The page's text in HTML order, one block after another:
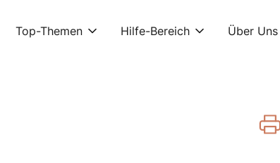
Top-Themen Hilfe-Bereich Über Uns